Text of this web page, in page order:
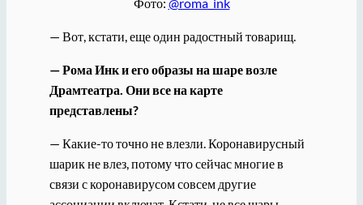
— Вот, кстати, еще один радостный товарищ.
— Рома Инк и его образы на шаре возле
Драмтеатра. Они все на карте
представлены?
— Какие-то точно не влезли. Коронавирусный
шарик не влез, потому что сейчас многие в
связи с коронавирусом совсем другие